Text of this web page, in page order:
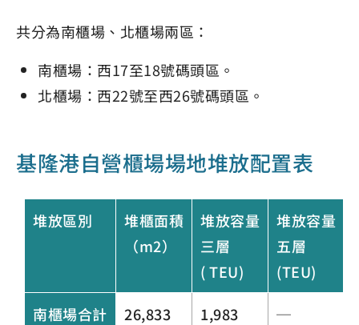
共分為南櫃場、北櫃場兩區：
南櫃場：西17至18號碼頭區。
北櫃場：西22號至西26號碼頭區。
基隆港自營櫃場場地堆放配置表
堆放區別
堆櫃面積
（m2）
堆放容量
三層
( TEU)
堆放容量
五層
(TEU)
南櫃場合計 26,833 1,983 ─